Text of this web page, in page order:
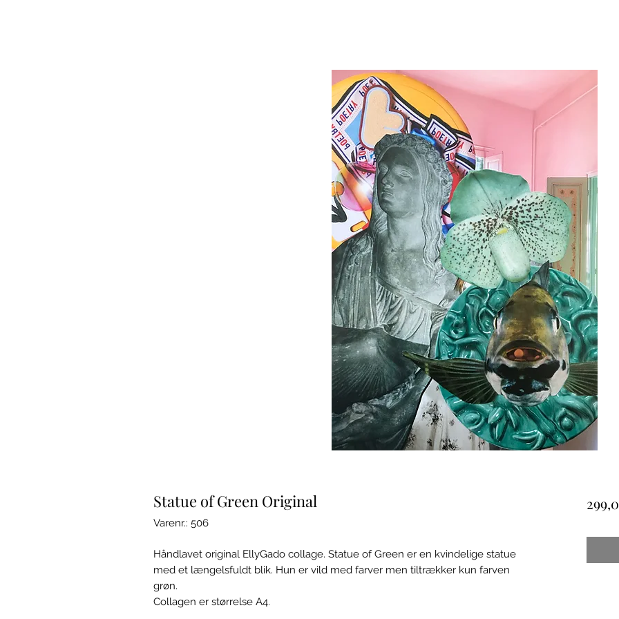
Statue of Green Original
Varenr.: 506
Håndlavet original EllyGado collage. Statue of Green er en kvindelige statue
med et længelsfuldt blik. Hun er vild med farver men tiltrækker kun farven
grøn.
Collagen er størrelse A4.